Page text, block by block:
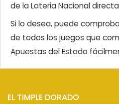
de la Loteria Nacional
Si lo desea, puede
de todos los juegos que
Apuestas del Estado
EL TIMPLE DORADO